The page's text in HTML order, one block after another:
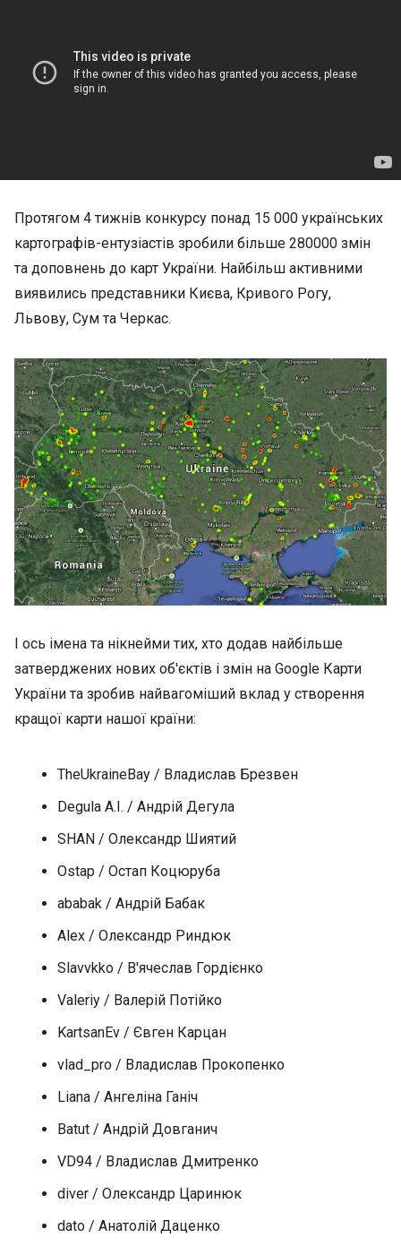
Протягом 4 тижнів конкурсу понад 15 000 українських
картографів-ентузіастів зробили більше 280000 змін
та доповнень до карт України. Найбільш активними
виявились представники Києва, Кривого Рогу,
Львову, Сум та Черкас.
І ось імена та нікнейми тих, хто додав найбільше
затверджених нових об'єктів і змін на Google Карти
України та зробив найвагоміший вклад у створення
кращої карти нашої країни:
TheUkraineBay / Владислав Брезвен
Degula A.I. / Андрій Дегула
SHAN / Олександр Шиятий
Ostap / Остап Коцюруба
ababak / Андрій Бабак
Alex / Олександр Риндюк
Slavvkko / В'ячеслав Гордієнко
Valeriy / Валерій Потійко
KartsanEv / Євген Карцан
vlad_pro / Владислав Прокопенко
Liana / Ангеліна Ганіч
Batut / Андрій Довганич
VD94 / Владислав Дмитренко
diver / Олександр Царинюк
dato / Анатолій Даценко